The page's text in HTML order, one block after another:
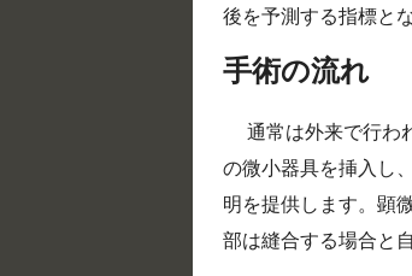
後を予測する指標と
手術の流れ
通常は外来で行わ
の微小器具を挿入し
明を提供します。顕
部は縫合する場合と